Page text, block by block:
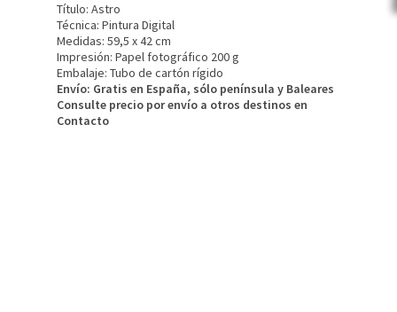
Título: Astro
Técnica: Pintura Digital
Medidas: 59,5 x 42 cm
Impresión: Papel fotográfico 200 g
Embalaje: Tubo de cartón rígido
Envío: Gratis en España, sólo península y Baleares
Consulte precio por enví­o a otros destinos en
Contacto